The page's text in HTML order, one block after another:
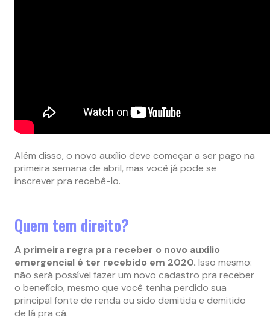
Além disso, o novo auxílio deve começar a ser pago na
primeira semana de abril, mas você já pode se
inscrever pra recebê-lo.
Quem tem direito?
A primeira regra pra receber o novo auxílio
emergencial é ter recebido em 2020. Isso mesmo:
não será possível fazer um novo cadastro pra receber
o benefício, mesmo que você tenha perdido sua
principal fonte de renda ou sido demitida e demitido
de lá pra cá.